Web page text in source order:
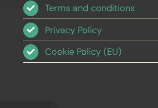
Terms and conditions
Privacy Policy
Cookie Policy (EU)